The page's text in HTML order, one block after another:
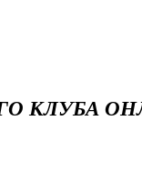
КЛУБА